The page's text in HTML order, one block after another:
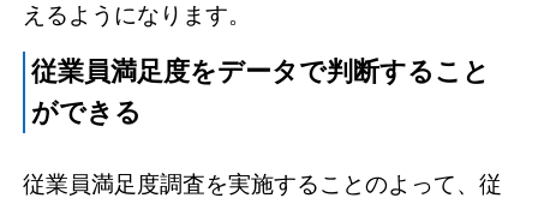
えるようになります。
従業員満足度をデータで判断すること
ができる
従業員満足度調査を実施することのよって、従